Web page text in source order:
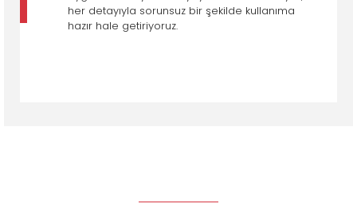
her detayıyla sorunsuz bir şekilde kullanıma
hazır hale getiriyoruz.